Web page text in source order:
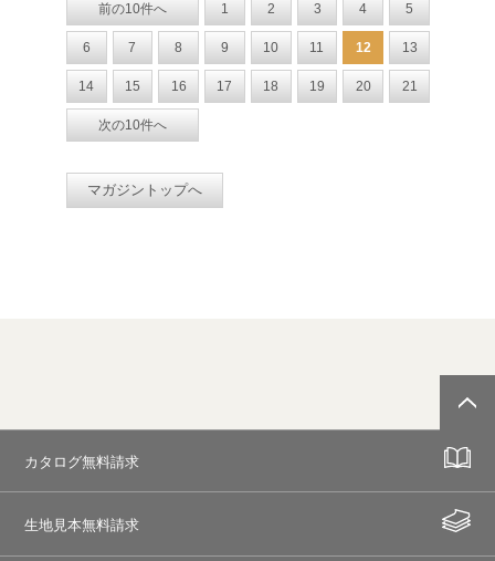
前の10件へ 1 2 3 4 5
6 7 8 9 10 11 12 13
14 15 16 17 18 19 20 21
次の10件へ
マガジントップへ
カタログ無料請求
生地見本無料請求